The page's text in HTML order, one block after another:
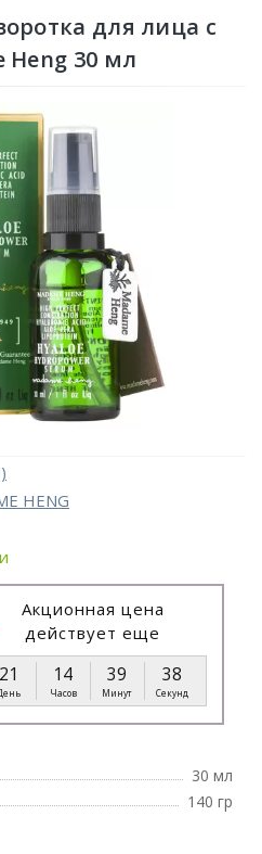
для лица с
Heng 30 мл
HENG
Акционная цена
действует еще
21 14
Часов
39
Минут
37
Секунд
30 мл
140 гр